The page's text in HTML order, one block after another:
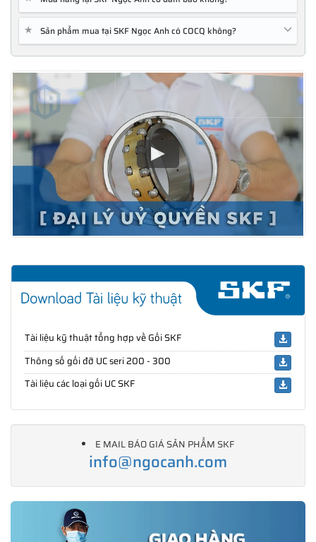
★ Sản phẩm mua tại SKF Ngọc Anh có COCQ không?
Tài liệu kỹ thuật tổng hợp về Gối SKF
Thông số gối đỡ UC seri 200 - 300
Tài liệu các loại gối UC SKF
E MAIL BÁO GIÁ SẢN PHẨM SKF
info@ngocanh.com